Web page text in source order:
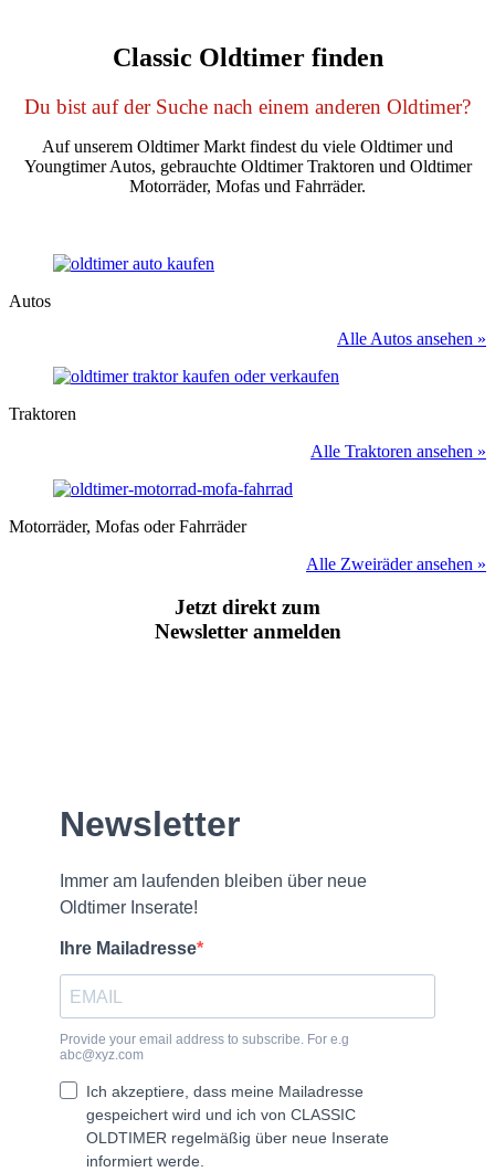
Classic Oldtimer finden
Du bist auf der Suche nach einem anderen Oldtimer?
Auf unserem Oldtimer Markt findest du viele Oldtimer und
Youngtimer Autos, gebrauchte Oldtimer Traktoren und Oldtimer
Motorräder, Mofas und Fahrräder.
Autos
Alle Autos ansehen »
Traktoren
Alle Traktoren ansehen »
Motorräder, Mofas oder Fahrräder
Alle Zweiräder ansehen »
Jetzt direkt zum
Newsletter anmelden